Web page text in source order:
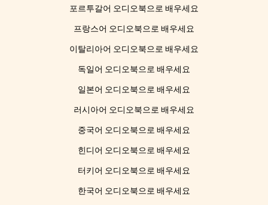
포르투갈어 오디오북으로 배우세요
프랑스어 오디오북으로 배우세요
이탈리아어 오디오북으로 배우세요
독일어 오디오북으로 배우세요
일본어 오디오북으로 배우세요
러시아어 오디오북으로 배우세요
중국어 오디오북으로 배우세요
힌디어 오디오북으로 배우세요
터키어 오디오북으로 배우세요
한국어 오디오북으로 배우세요